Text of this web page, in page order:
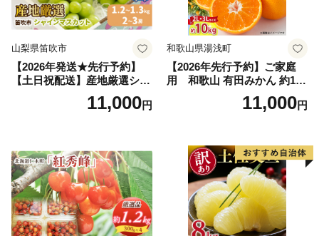
山梨県笛吹市
【2026年発送★先行予約】
【土日祝配送】産地厳選シャ
インマスカット1.2kg～1.3kg
（2房～3房）※沖縄・離島配
笛吹市 山梨県 フルーツ 果物
ぶどう 葡萄 大粒 シャインマ
スカット おすすめ シャイン
マスカット 贈答 ギフト 産地
笛吹市 シャインマスカット
笛吹 葡萄 国産 ぶどう 人気
国産 1.2kg 先行｜
11,000円
和歌山県湯浅町
【2026年先行予約】ご家庭
用 和歌山 有田みかん 約10k
g (2L、3Lサイズ)【湯浅町】
11,000円